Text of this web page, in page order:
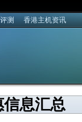
测 香港主机资讯
息汇总